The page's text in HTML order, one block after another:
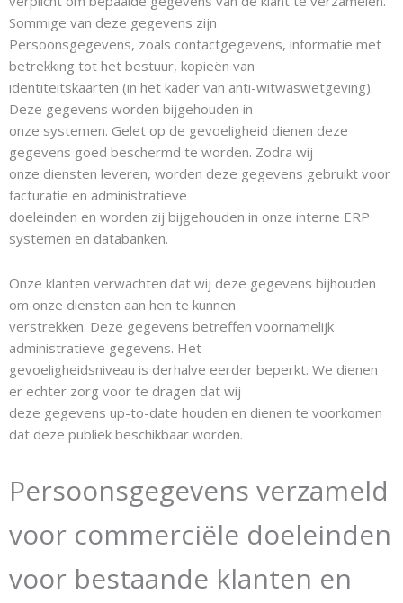
Sommige van deze gegevens zijn
Persoonsgegevens, zoals contactgegevens, informatie met
betrekking tot het bestuur, kopieën van
identiteitskaarten (in het kader van anti-witwaswetgeving).
Deze gegevens worden bijgehouden in
onze systemen. Gelet op de gevoeligheid dienen deze
gegevens goed beschermd te worden. Zodra wij
onze diensten leveren, worden deze gegevens gebruikt voor
facturatie en administratieve
doeleinden en worden zij bijgehouden in onze interne ERP
systemen en databanken.
Onze klanten verwachten dat wij deze gegevens bijhouden
om onze diensten aan hen te kunnen
verstrekken. Deze gegevens betreffen voornamelijk
administratieve gegevens. Het
gevoeligheidsniveau is derhalve eerder beperkt. We dienen
er echter zorg voor te dragen dat wij
deze gegevens up-to-date houden en dienen te voorkomen
dat deze publiek beschikbaar worden.
Persoonsgegevens verzameld
voor commerciële doeleinden
voor bestaande klanten en